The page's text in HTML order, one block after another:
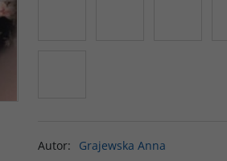
Autor: Grajewska Anna